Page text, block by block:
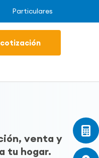
Particulares
cotización
venta y
tu hogar.